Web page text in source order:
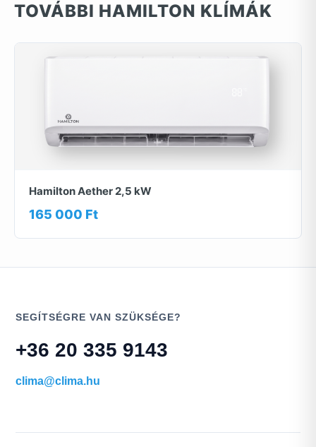
TOVÁBBI HAMILTON KLÍMÁK
Hamilton Aether 2,5 kW
165 000 Ft
SEGÍTSÉGRE VAN SZÜKSÉGE?
+36 20 335 9143
clima@clima.hu